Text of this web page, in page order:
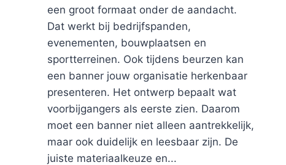
een groot formaat onder de aandacht.
Dat werkt bij bedrijfspanden,
evenementen, bouwplaatsen en
sportterreinen. Ook tijdens beurzen kan
een banner jouw organisatie herkenbaar
presenteren. Het ontwerp bepaalt wat
voorbijgangers als eerste zien. Daarom
moet een banner niet alleen aantrekkelijk,
maar ook duidelijk en leesbaar zijn. De
juiste materiaalkeuze en...